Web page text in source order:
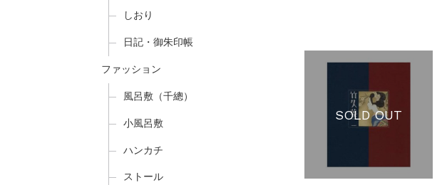
SOLD OUT
しおり
日記・御朱印帳
ファッション
風呂敷（千總）
小風呂敷
ハンカチ
ストール